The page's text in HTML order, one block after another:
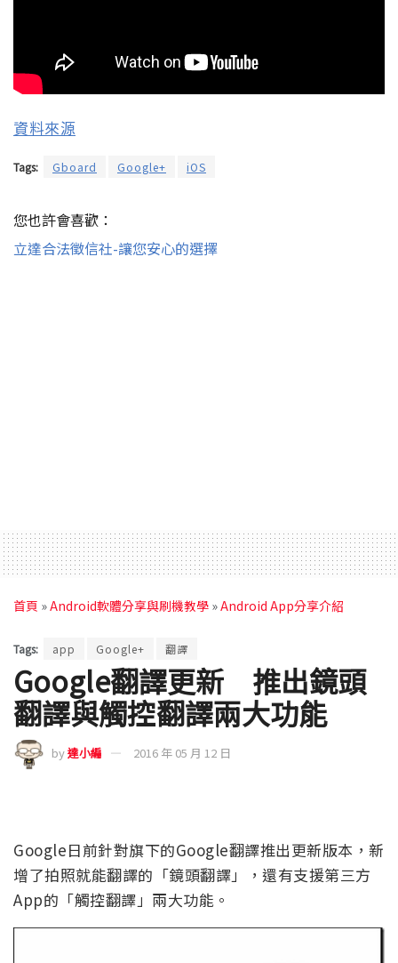
資料來源
Tags: Gboard Google+ iOS
您也許會喜歡：
立達合法徵信社-讓您安心的選擇
首頁 »Android軟體分享與刷機教學 »Android App分享介紹
Tags: app Google+ 翻譯
Google翻譯更新 推出鏡頭
翻譯與觸控翻譯兩大功能
by達小編 2016 年 05 月 12 日
Google日前針對旗下的Google翻譯推出更新版本，新
增了拍照就能翻譯的「鏡頭翻譯」，還有支援第三方
App的「觸控翻譯」兩大功能。